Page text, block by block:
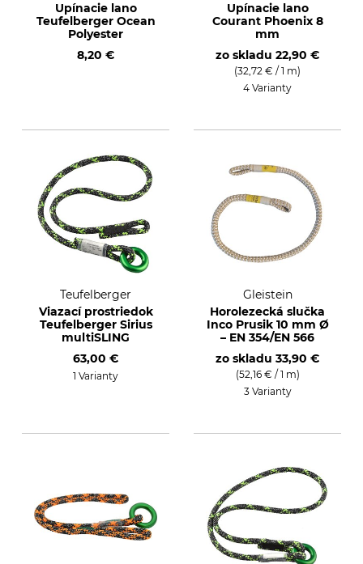
Upínacie lano
Teufelberger Ocean
Polyester
8,20 €
Upínacie lano
Courant Phoenix 8
mm
zo skladu 22,90 €
(32,72 € / 1 m)
4 Varianty
Teufelberger
Viazací prostriedok
Teufelberger Sirius
multiSLING
63,00 €
1 Varianty
Gleistein
Horolezecká slučka
Inco Prusik 10 mm Ø
– EN 354/EN 566
zo skladu 33,90 €
(52,16 € / 1 m)
3 Varianty